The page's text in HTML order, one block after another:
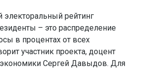
рейтинг
– это распределение
в процентах от всех
участник проекта, доцент
Сергей Давыдов. Для